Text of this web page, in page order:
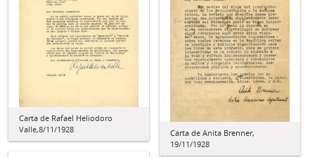
Carta de Anita Brenner,
19/11/1928
Carta de Rafael Heliodoro
Valle,8/11/1928